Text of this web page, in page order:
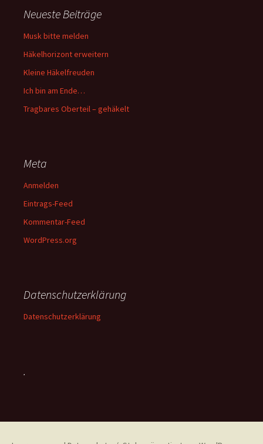
Neueste Beiträge
Musk bitte melden
Häkelhorizont erweitern
Kleine Häkelfreuden
Ich bin am Ende…
Tragbares Oberteil – gehäkelt
Meta
Anmelden
Eintrags-Feed
Kommentar-Feed
WordPress.org
Datenschutzerklärung
Datenschutzerklärung
.